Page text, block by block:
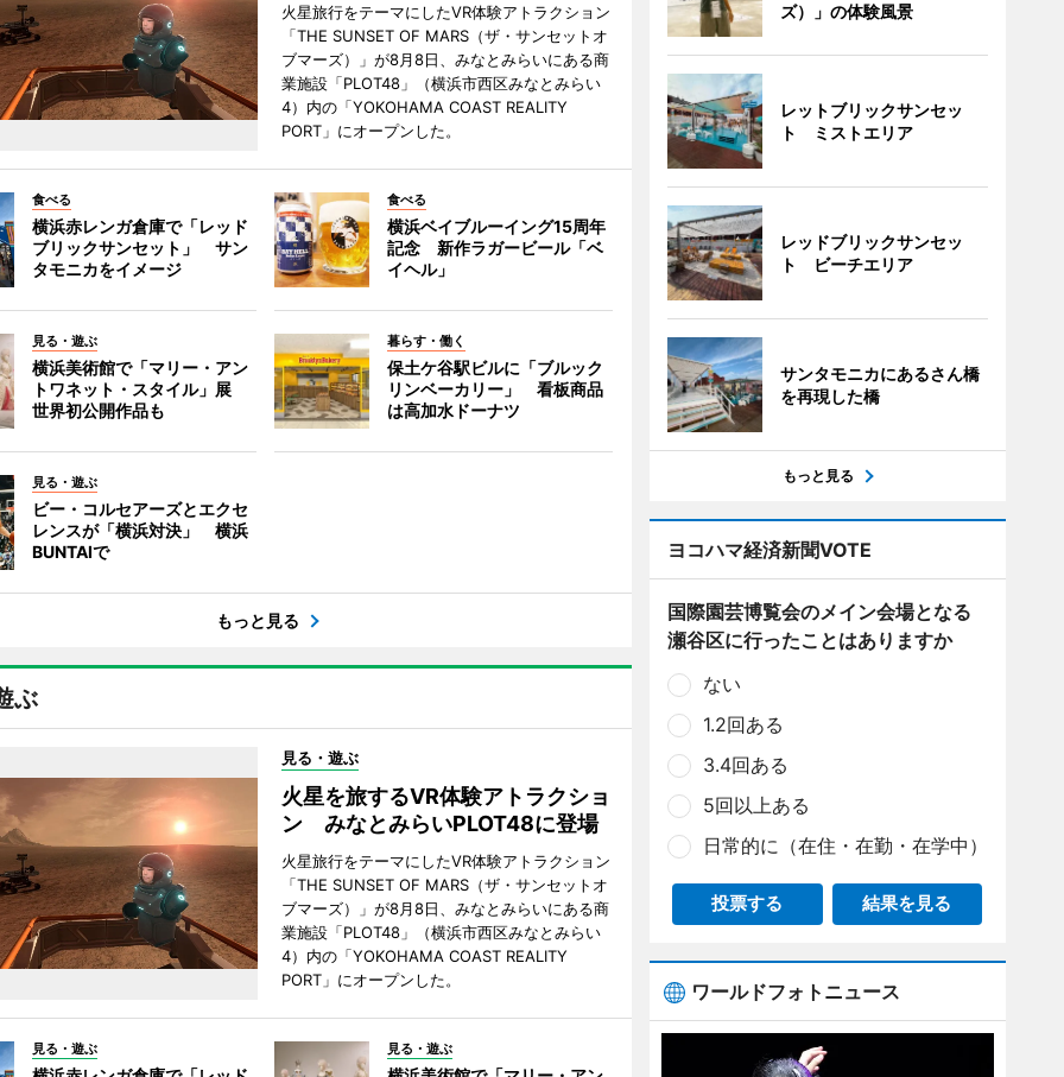
火星旅行をテーマにしたVR体験アトラクション
「THE SUNSET OF MARS（ザ・サンセットオ
ブマーズ）」が8月8日、みなとみらいにある商
業施設「PLOT48」（横浜市西区みなとみらい
4）内の「YOKOHAMA COAST REALITY
PORT」にオープンした。
食べる
横浜赤レンガ倉庫で「レッド
ブリックサンセット」 サン
タモニカをイメージ
食べる
横浜ベイブルーイング15周年
記念 新作ラガービール「ベ
イヘル」
見る・遊ぶ
横浜美術館で「マリー・アン
トワネット・スタイル」展
世界初公開作品も
暮らす・働く
保土ケ谷駅ビルに「ブルック
リンベーカリー」 看板商品
は高加水ドーナツ
見る・遊ぶ
ビー・コルセアーズとエクセ
レンスが「横浜対決」 横浜
BUNTAIで
もっと見る
ぶ
見る・遊ぶ
火星を旅するVR体験アトラクショ
ン みなとみらいPLOT48に登場
火星旅行をテーマにしたVR体験アトラクション
「THE SUNSET OF MARS（ザ・サンセットオ
ブマーズ）」が8月8日、みなとみらいにある商
業施設「PLOT48」（横浜市西区みなとみらい
4）内の「YOKOHAMA COAST REALITY
PORT」にオープンした。
見る・遊ぶ 見る・遊ぶ
ズ）」の体験風景
レットブリックサンセッ
ト ミストエリア
レッドブリックサンセッ
ト ビーチエリア
サンタモニカにあるさん橋
を再現した橋
もっと見る
ヨコハマ経済新聞VOTE
国際園芸博覧会のメイン会場となる
瀬谷区に行ったことはありますか
ない
1.2回ある
3.4回ある
5回以上ある
日常的に（在住・在勤・在学中）
投票する 結果を見る
ワールドフォトニュース